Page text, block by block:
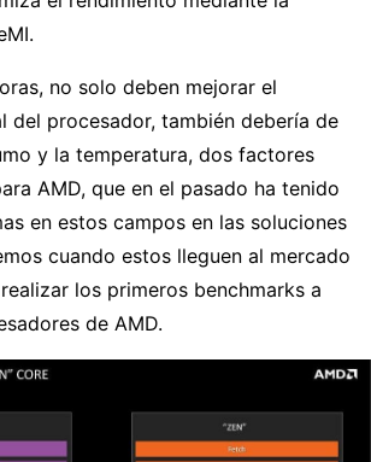
no solo deben mejorar el
del procesador, también debería de
y la temperatura, dos factores
AMD, que en el pasado ha tenido
en estos campos en las soluciones
cuando estos lleguen al mercado
los primeros benchmarks a
de AMD.